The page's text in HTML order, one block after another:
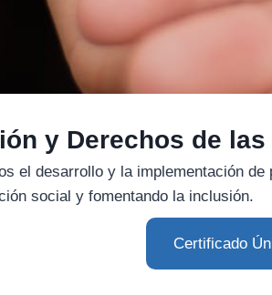
y Derechos de
el desarrollo y la implementación
social y fomentando la inclusión.
Certificado